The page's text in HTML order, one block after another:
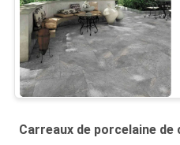
Carreaux de porcelaine